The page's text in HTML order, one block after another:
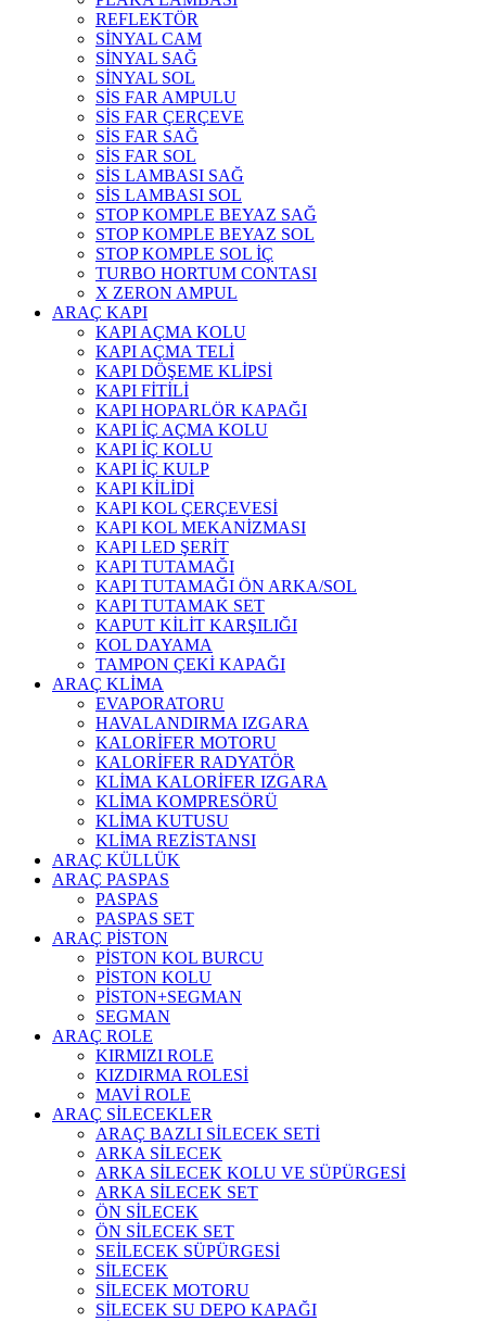
REFLEKTÖR
SİNYAL CAM
SİNYAL SAĞ
SİNYAL SOL
SİS FAR AMPULU
SİS FAR ÇERÇEVE
SİS FAR SAĞ
SİS FAR SOL
SİS LAMBASI SAĞ
SİS LAMBASI SOL
STOP KOMPLE BEYAZ SAĞ
STOP KOMPLE BEYAZ SOL
STOP KOMPLE SOL İÇ
TURBO HORTUM CONTASI
X ZERON AMPUL
ARAÇ KAPI
KAPI AÇMA KOLU
KAPI AÇMA TELİ
KAPI DÖŞEME KLİPSİ
KAPI FİTİLİ
KAPI HOPARLÖR KAPAĞI
KAPI İÇ AÇMA KOLU
KAPI İÇ KOLU
KAPI İÇ KULP
KAPI KİLİDİ
KAPI KOL ÇERÇEVESİ
KAPI KOL MEKANİZMASI
KAPI LED ŞERİT
KAPI TUTAMAĞI
KAPI TUTAMAĞI ÖN ARKA/SOL
KAPI TUTAMAK SET
KAPUT KİLİT KARŞILIĞI
KOL DAYAMA
TAMPON ÇEKİ KAPAĞI
ARAÇ KLİMA
EVAPORATORU
HAVALANDIRMA IZGARA
KALORİFER MOTORU
KALORİFER RADYATÖR
KLİMA KALORİFER IZGARA
KLİMA KOMPRESÖRÜ
KLİMA KUTUSU
KLİMA REZİSTANSI
ARAÇ KÜLLÜK
ARAÇ PASPAS
PASPAS
PASPAS SET
ARAÇ PİSTON
PİSTON KOL BURCU
PİSTON KOLU
PİSTON+SEGMAN
SEGMAN
ARAÇ ROLE
KIRMIZI ROLE
KIZDIRMA ROLESİ
MAVİ ROLE
ARAÇ SİLECEKLER
ARAÇ BAZLI SİLECEK SETİ
ARKA SİLECEK
ARKA SİLECEK KOLU VE SÜPÜRGESİ
ARKA SİLECEK SET
ÖN SİLECEK
ÖN SİLECEK SET
SEİLECEK SÜPÜRGESİ
SİLECEK
SİLECEK MOTORU
SİLECEK SU DEPO KAPAĞI